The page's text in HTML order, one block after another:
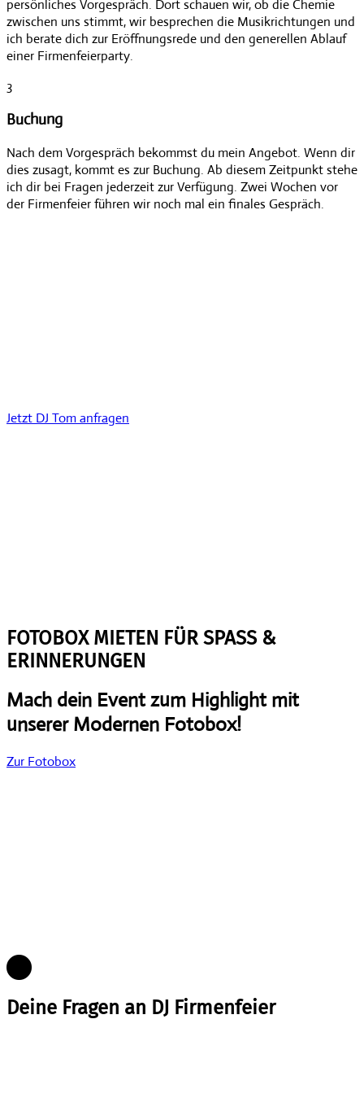
persönliches Vorgespräch. Dort schauen wir, ob die Chemie
zwischen uns stimmt, wir besprechen die Musikrichtungen und
ich berate dich zur Eröffnungsrede und den generellen Ablauf
einer Firmenfeierparty.
3
Buchung
Nach dem Vorgespräch bekommst du mein Angebot. Wenn dir
dies zusagt, kommt es zur Buchung. Ab diesem Zeitpunkt stehe
ich dir bei Fragen jederzeit zur Verfügung. Zwei Wochen vor
der Firmenfeier führen wir noch mal ein finales Gespräch.
Jetzt DJ Tom anfragen
FOTOBOX MIETEN FÜR SPASS &
ERINNERUNGEN
Mach dein Event zum Highlight mit
unserer Modernen Fotobox!
Zur Fotobox
Deine Fragen an DJ Firmenfeier